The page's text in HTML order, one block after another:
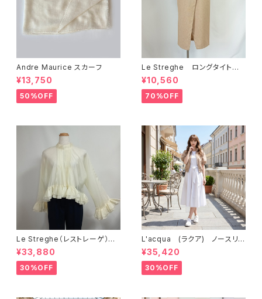
Andre Maurice スカーフ
¥13,750
50%OFF
Le Streghe ロングタイトス
カート LS3CI304SK
¥10,560
70%OFF
Le Streghe（レストレーゲ）
シアー素材ブラウス LS5MV1
01BL
¥33,880
30%OFF
L'acqua (ラクア) ノースリ
ーブ・ワンピース LN361OP
¥35,420
30%OFF